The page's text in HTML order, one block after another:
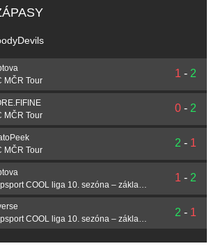
MČR Tour
1 - 2
MČR Tour
0 - 2
MČR Tour
2 - 1
1 - 2
2. Tipsport COOL liga 10. sezóna – základní část
2 - 1